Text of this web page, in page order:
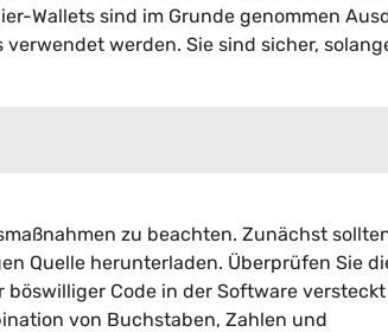
Wallets sind im Grunde genommen
werden. Sie sind sicher,
zu beachten. Zunächst
Quelle herunterladen. Überprüfen Sie
Code in der Software
von Buchstaben, Zahlen und